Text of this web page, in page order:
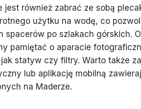
jest również zabrać ze sobą
użytku na wodę, co
spacerów po szlakach górskich.
pamiętać o aparacie
statyw czy filtry. Warto także
lub aplikację mobilną
na Maderze.